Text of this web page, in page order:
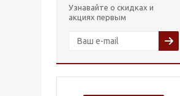
Узнавайте о скидках и
акциях первым